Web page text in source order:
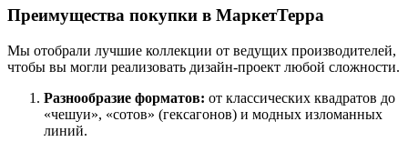
Преимущества покупки в МаркетТерра
Мы отобрали лучшие коллекции от ведущих производителей,
чтобы вы могли реализовать дизайн-проект любой сложности.
Разнообразие форматов: от классических квадратов до
«чешуи», «сотов» (гексагонов) и модных изломанных
линий.